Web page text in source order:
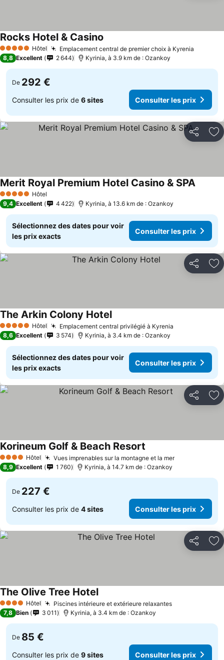
5 Étoiles Hôtel Emplacement central de premier choix à Kyrenia
Rocks Hotel & Casino
8,8 Excellent 2 644 Kyrinia, à 3.9 km de : Ozankoy
De 292 €
Consulter les prix de 6 sites Consulter les prix
Partager
5 Étoiles Hôtel
Merit Royal Premium Hotel Casino & SPA
9,4 Excellent 4 422 Kyrinia, à 13.6 km de : Ozankoy
Sélectionnez des dates pour voir
les prix exacts
Consulter les prix
Partager
5 Étoiles Hôtel Emplacement central privilégié à Kyrenia
The Arkin Colony Hotel
8,6 Excellent 3 574 Kyrinia, à 3.4 km de : Ozankoy
Sélectionnez des dates pour voir
les prix exacts
Consulter les prix
Partager
4 Étoiles Hôtel Vues imprenables sur la montagne et la mer
Korineum Golf & Beach Resort
8,9 Excellent 1 760 Kyrinia, à 14.7 km de : Ozankoy
De 227 €
Consulter les prix de 4 sites Consulter les prix
Partager
4 Étoiles Hôtel Piscines intérieure et extérieure relaxantes
The Olive Tree Hotel
7,8 Bien 3 011 Kyrinia, à 3.4 km de : Ozankoy
De 85 €
Consulter les prix de 9 sites Consulter les prix